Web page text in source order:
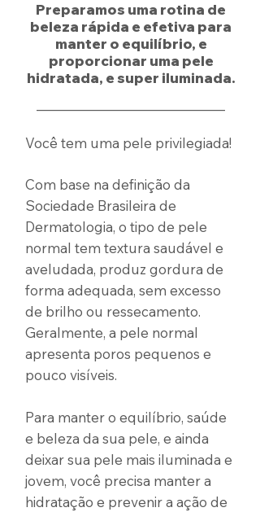
Preparamos uma rotina de
beleza rápida e efetiva para
manter o equilíbrio, e
proporcionar uma pele
hidratada, e super iluminada.
Você tem uma pele privilegiada!
Com base na definição da
Sociedade Brasileira de
Dermatologia, o tipo de pele
normal tem textura saudável e
aveludada, produz gordura de
forma adequada, sem excesso
de brilho ou ressecamento.
Geralmente, a pele normal
apresenta poros pequenos e
pouco visíveis.
Para manter o equilíbrio, saúde
e beleza da sua pele, e ainda
deixar sua pele mais iluminada e
jovem, você precisa manter a
hidratação e prevenir a ação de